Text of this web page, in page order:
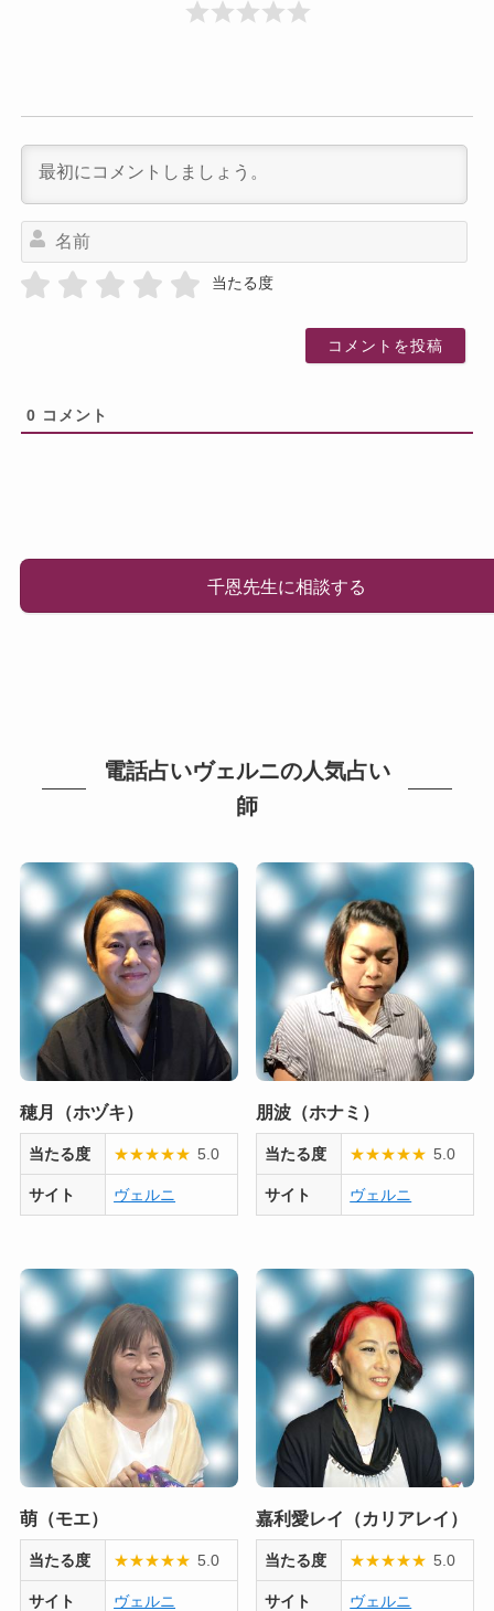
当たる度
0 コメント
千恩先生に相談する
電話占いヴェルニの人気占い
師
穂月（ホヅキ）
当たる度 ★★★★★ 5.0
サイト ヴェルニ
朋波（ホナミ）
当たる度 ★★★★★ 5.0
サイト ヴェルニ
萌（モエ）
当たる度 ★★★★★ 5.0
サイト ヴェルニ
嘉利愛レイ（カリアレイ）
当たる度 ★★★★★ 5.0
サイト ヴェルニ